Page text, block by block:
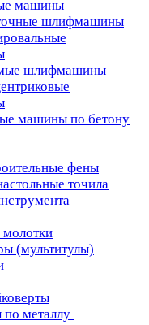
машины
шлифмашины
шлифмашины
машины по бетону
фены
точила
(мультитулы)
металлу